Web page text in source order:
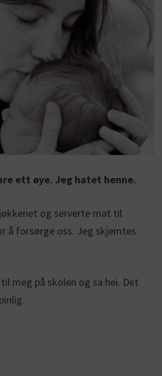
ett øye. Jeg hatet henne.
og serverte mat til
å forsørge oss. Jeg skjemtes
meg på skolen og sa hei. Det